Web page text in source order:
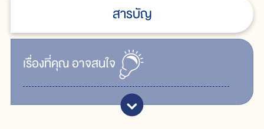
สารบัญ
เรื่ิองที่คุณอาจสนใจ